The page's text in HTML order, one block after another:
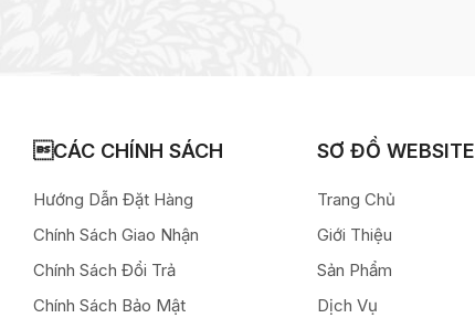
CÁC CHÍNH SÁCH
Hướng Dẫn Đặt Hàng
Chính Sách Giao Nhận
Chính Sách Đổi Trả
Chính Sách Bảo Mật
SƠ ĐỒ WEBSITE
Trang Chủ
Giới Thiệu
Sản Phẩm
Dịch Vụ